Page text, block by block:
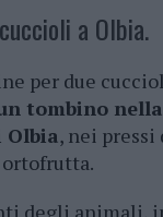
a Olbia.
per due
tombino
, nei
ortofrutta.